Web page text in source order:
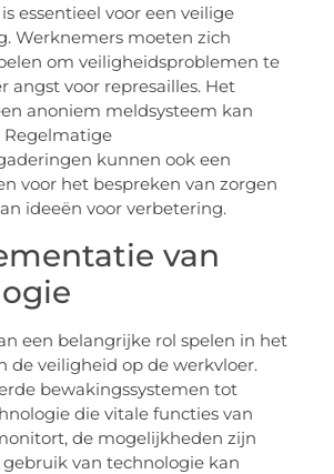
essentieel voor een veilige
Werknemers moeten zich
om veiligheidsproblemen te
angst voor represailles. Het
anoniem meldsysteem kan
Regelmatige
kunnen ook een
voor het bespreken van zorgen
ideeën voor verbetering.
van
een belangrijke rol spelen in het
de veiligheid op de werkvloer.
bewakingssystemen tot
die vitale functies van
de mogelijkheden zijn
gebruik van technologie kan